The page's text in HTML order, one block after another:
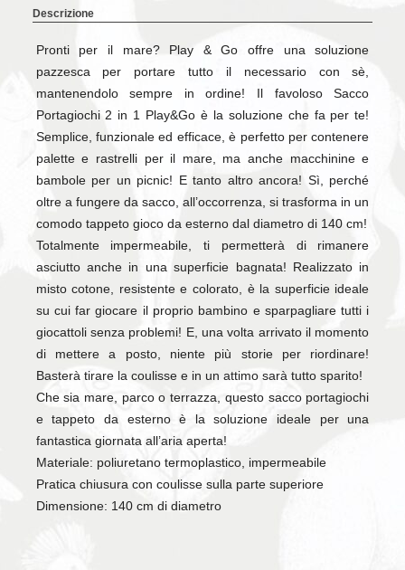
Descrizione
Pronti per il mare? Play & Go offre una soluzione
pazzesca per portare tutto il necessario con sè,
mantenendolo sempre in ordine! Il favoloso Sacco
Portagiochi 2 in 1 Play&Go è la soluzione che fa per te!
Semplice, funzionale ed efficace, è perfetto per contenere
palette e rastrelli per il mare, ma anche macchinine e
bambole per un picnic! E tanto altro ancora! Sì, perché
oltre a fungere da sacco, all’occorrenza, si trasforma in un
comodo tappeto gioco da esterno dal diametro di 140 cm!
Totalmente impermeabile, ti permetterà di rimanere
asciutto anche in una superficie bagnata! Realizzato in
misto cotone, resistente e colorato, è la superficie ideale
su cui far giocare il proprio bambino e sparpagliare tutti i
giocattoli senza problemi! E, una volta arrivato il momento
di mettere a posto, niente più storie per riordinare!
Basterà tirare la coulisse e in un attimo sarà tutto sparito!
Che sia mare, parco o terrazza, questo sacco portagiochi
e tappeto da esterno è la soluzione ideale per una
fantastica giornata all’aria aperta!
Materiale: poliuretano termoplastico, impermeabile
Pratica chiusura con coulisse sulla parte superiore
Dimensione: 140 cm di diametro